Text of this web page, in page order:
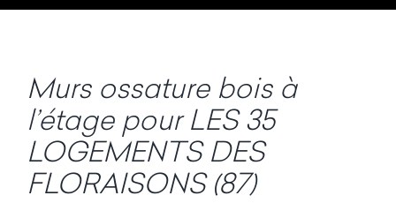
Murs ossature bois à
l’étage pour LES 35
LOGEMENTS DES
FLORAISONS (87)